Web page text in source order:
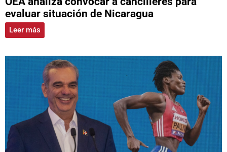
evaluar situación de Nicaragua
Leer más